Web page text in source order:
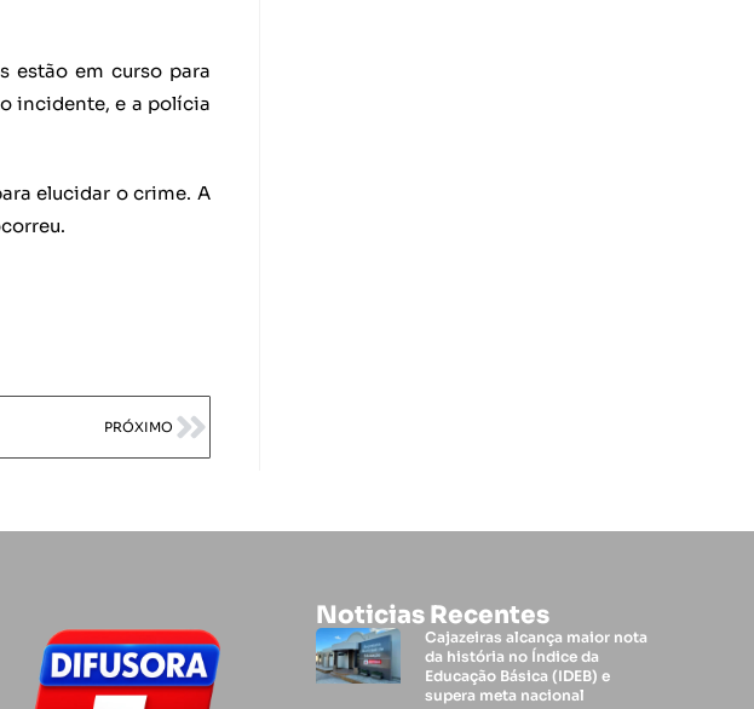
estão em curso para
incidente, e a polícia
elucidar o crime. A
PRÓXIMO
Noticias Recentes
Cajazeiras alcança maior nota
da história no Índice da
Educação Básica (IDEB) e
supera meta nacional